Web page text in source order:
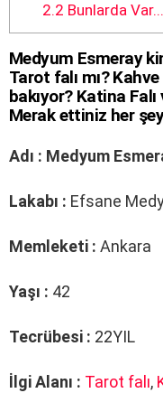
2.2 Bunlarda Var...
Medyum Esmeray
Tarot falı mı? Kahve
bakıyor? Katina
Merak ettiniz her
Adı : Medyum
Lakabı : Efsane
Memleketi : Ankara
Yaşı : 42
Tecrübesi : 22YIL
İlgi Alanı : Tarot falı,